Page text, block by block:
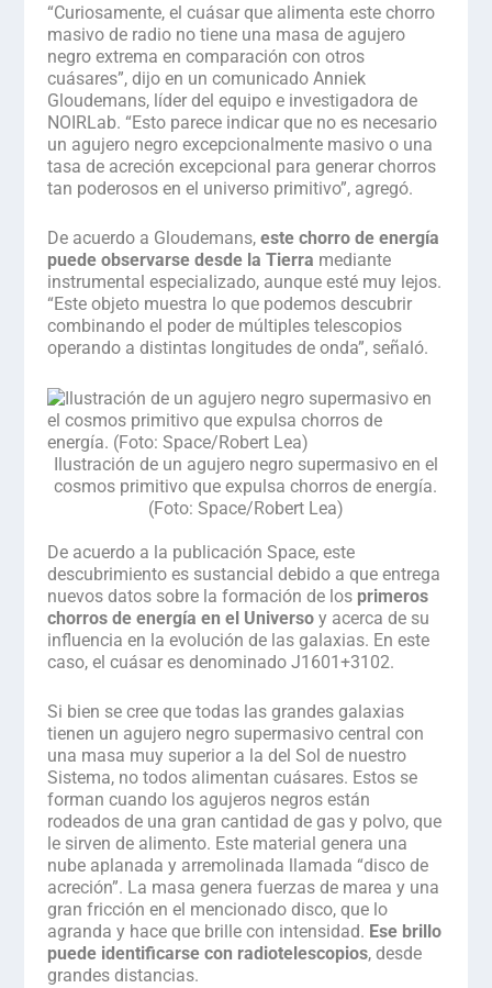
“Curiosamente, el cuásar que alimenta este chorro
masivo de radio no tiene una masa de agujero
negro extrema en comparación con otros
cuásares”, dijo en un comunicado Anniek
Gloudemans, líder del equipo e investigadora de
NOIRLab. “Esto parece indicar que no es necesario
un agujero negro excepcionalmente masivo o una
tasa de acreción excepcional para generar chorros
tan poderosos en el universo primitivo”, agregó.
De acuerdo a Gloudemans,este chorro de energía
puede observarse desde la Tierra mediante
instrumental especializado, aunque esté muy lejos.
“Este objeto muestra lo que podemos descubrir
combinando el poder de múltiples telescopios
operando a distintas longitudes de onda”, señaló.
Ilustración de un agujero negro supermasivo en el
cosmos primitivo que expulsa chorros de energía.
(Foto: Space/Robert Lea)
De acuerdo a la publicación Space, este
descubrimiento es sustancial debido a que entrega
nuevos datos sobre la formación de los primeros
chorros de energía en el Universo y acerca de su
influencia en la evolución de las galaxias. En este
caso, el cuásar es denominado J1601+3102.
Si bien se cree que todas las grandes galaxias
tienen un agujero negro supermasivo central con
una masa muy superior a la del Sol de nuestro
Sistema, no todos alimentan cuásares. Estos se
forman cuando los agujeros negros están
rodeados de una gran cantidad de gas y polvo, que
le sirven de alimento. Este material genera una
nube aplanada y arremolinada llamada “disco de
acreción”. La masa genera fuerzas de marea y una
gran fricción en el mencionado disco, que lo
agranda y hace que brille con intensidad. Ese brillo
puede identificarse con radiotelescopios, desde
grandes distancias.